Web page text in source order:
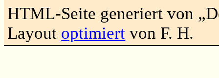
HTML-Seite generiert von
Layout optimiert von F. H.